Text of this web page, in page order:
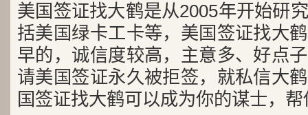
美国签证找大鹤是从2005年开始研
括美国绿卡工卡等，美国签证找大
早的，诚信度较高，主意多、好点
请美国签证永久被拒签，就私信大
国签证找大鹤可以成为你的谋士，